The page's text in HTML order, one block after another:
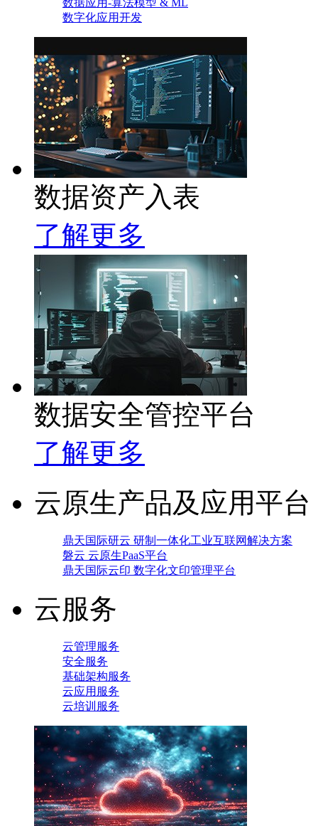
数据应用-算法模型 & ML
数字化应用开发
数据资产入表
了解更多
数据安全管控平台
了解更多
云原生产品及应用平台
鼎天国际研云 研制一体化工业互联网解决方案
磐云 云原生PaaS平台
鼎天国际云印 数字化文印管理平台
云服务
云管理服务
安全服务
基础架构服务
云应用服务
云培训服务